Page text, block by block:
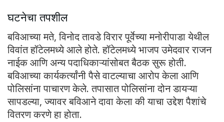
घटनेचा तपशील
बविआच्या मते, विनोद तावडे विरार पूर्वेच्या मनोरीपाडा येथील
विवांत हॉटेलमध्ये आले होते. हॉटेलमध्ये भाजप उमेदवार राजन
नाईक आणि अन्य पदाधिकाऱ्यांसोबत बैठक सुरू होती.
बविआच्या कार्यकर्त्यांनी पैसे वाटल्याचा आरोप केला आणि
पोलिसांना पाचारण केले. तपासात पोलिसांना दोन डायऱ्या
सापडल्या, ज्यावर बविआने दावा केला की याचा उद्देश पैशांचे
वितरण करणे हा होता.